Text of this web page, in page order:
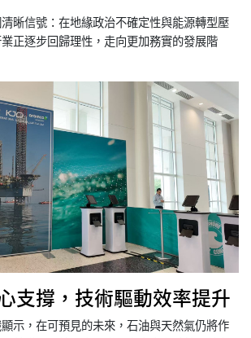
晰信號：在地緣政治不確定性與能源轉型壓
正逐步回歸理性，走向更加務實的發展階
支撐，技術驅動效率提升
示，在可預見的未來，石油與天然氣仍將作